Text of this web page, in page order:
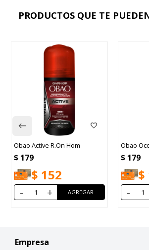
PRODUCTOS QUE TE
Obao Active R.On Hom
$ 179
$ 152
- +
Obao
$ 179
$
-
Empresa